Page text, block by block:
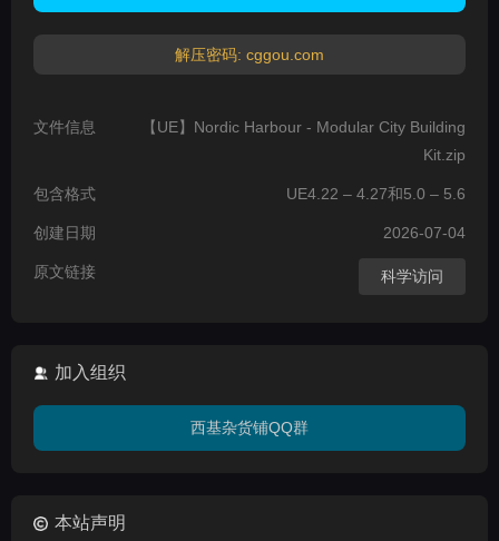
解压密码: cggou.com
文件信息
【UE】Nordic Harbour - Modular City Building
Kit.zip
包含格式 UE4.22 – 4.27和5.0 – 5.6
创建日期 2026-07-04
原文链接 科学访问
加入组织
西基杂货铺QQ群
本站声明